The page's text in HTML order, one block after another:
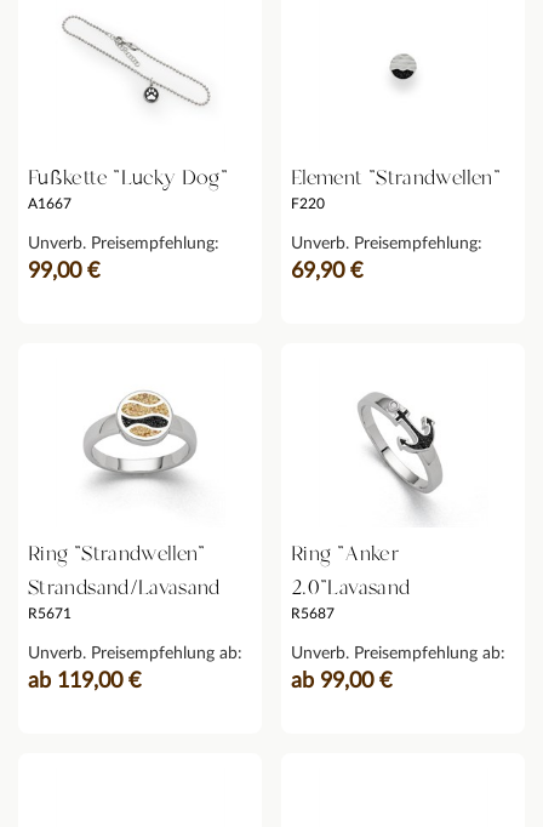
Fußkette "Lucky Dog"
A1667
Unverb. Preisempfehlung:
99,00 €
Element "Strandwellen"
F220
Unverb. Preisempfehlung:
69,90 €
Ring "Strandwellen"
Strandsand/Lavasand
R5671
Unverb. Preisempfehlung ab:
ab 119,00 €
Ring "Anker
2.0"Lavasand
R5687
Unverb. Preisempfehlung ab:
ab 99,00 €